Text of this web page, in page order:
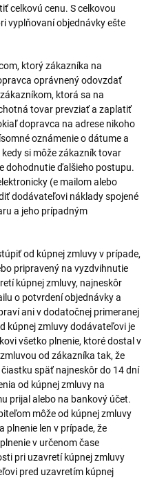
celkovú cenu. S celkovou
vyplňovaní objednávky ešte
ktorý zákazníka na
oprávnený odovzdať
ktorá sa na
tovar prevziať a zaplatiť
dopravca na adrese nikoho
oznámenie o dátume a
si môže zákazník tovar
dohodnutie ďalšieho postupu.
(e mailom alebo
dodávateľovi náklady spojené
a jeho prípadným
od kúpnej zmluvy v prípade,
pripravený na vyzdvihnutie
kúpnej zmluvy, najneskôr
o potvrdení objednávky a
ani v dodatočnej primeranej
kúpnej zmluvy dodávateľovi je
všetko plnenie, ktoré dostal v
od zákazníka tak, že
späť najneskôr do 14 dní
od kúpnej zmluvy na
prijal alebo na bankový účet.
môže od kúpnej zmluvy
len v prípade, že
v určenom čase
pri uzavretí kúpnej zmluvy
pred uzavretím kúpnej